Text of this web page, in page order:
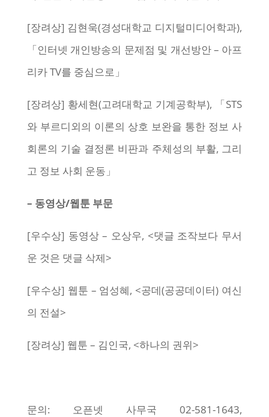
[장려상] 김현욱(경성대학교 디지털미디어학과),
「인터넷 개인방송의 문제점 및 개선방안 – 아프
리카 TV를 중심으로」
[장려상] 황세현(고려대학교 기계공학부), 「STS
와 부르디외의 이론의 상호 보완을 통한 정보 사
회론의 기술 결정론 비판과 주체성의 부활, 그리
고 정보 사회 운동」
– 동영상/웹툰 부문
[우수상] 동영상 – 오상우, <댓글 조작보다 무서
운 것은 댓글 삭제>
[우수상] 웹툰 – 엄성혜, <공데(공공데이터) 여신
의 전설>
[장려상] 웹툰 – 김인국, <하나의 권위>
문의: 오픈넷 사무국 02-581-1643,